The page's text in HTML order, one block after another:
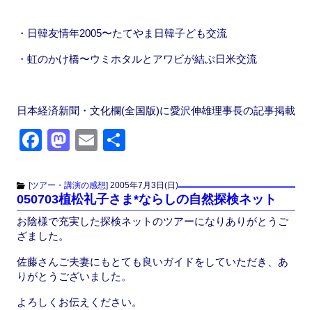
k
・日韓友情年2005〜たてやま日韓子ども交流
・虹のかけ橋〜ウミホタルとアワビが結ぶ日米交流
日本経済新聞・文化欄(全国版)に愛沢伸雄理事長の記事掲載
F
c
e
b
o
o
k
M
st
o
d
o
n
E
ail
[ツアー・講演の感想] 2005年7月3日(日)
050703植松礼子さま*ならしの自然探検ネット
お陰様で充実した探検ネットのツアーになりありがとうご
ざました。
佐藤さんご夫妻にもとても良いガイドをしていただき、あ
りがとうございました。
よろしくお伝えください。